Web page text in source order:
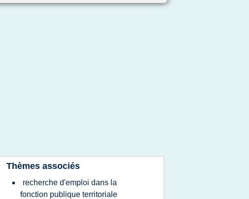
Thèmes associés
recherche d'emploi dans la
fonction publique territoriale